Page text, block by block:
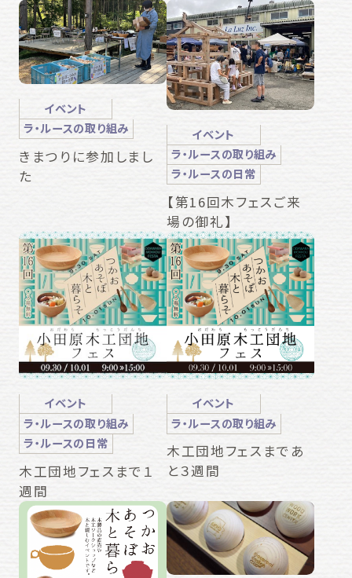
イベント
ラ・ルースの取り組み
きまつりに参加しまし
た
イベント
ラ・ルースの取り組み
ラ・ルースの日常
【第16回木フェスご来
場の御礼】
イベント
ラ・ルースの取り組み
ラ・ルースの日常
木工団地フェスまで１
週間
イベント
ラ・ルースの取り組み
木工団地フェスまであ
と３週間